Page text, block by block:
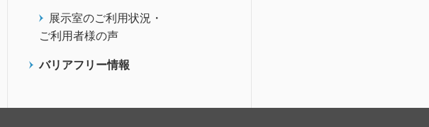
展示室のご利用状況・
ご利用者様の声
バリアフリー情報